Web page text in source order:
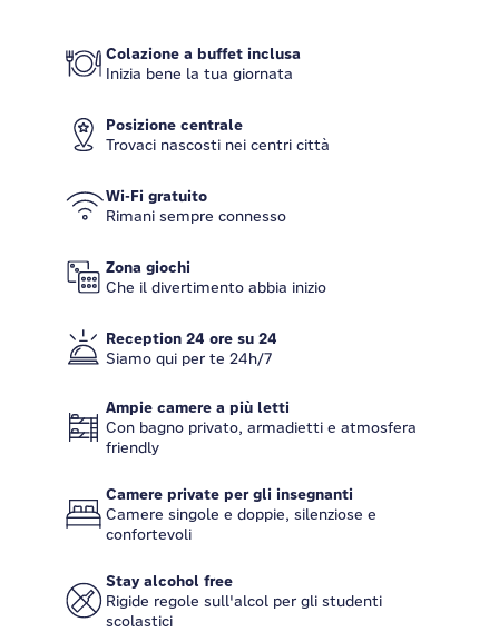
Colazione a buffet inclusa
Inizia bene la tua giornata
Posizione centrale
Trovaci nascosti nei centri città
Wi-Fi gratuito
Rimani sempre connesso
Zona giochi
Che il divertimento abbia inizio
Reception 24 ore su 24
Siamo qui per te 24h/7
Ampie camere a più letti
Con bagno privato, armadietti e atmosfera
friendly
Camere private per gli insegnanti
Camere singole e doppie, silenziose e
confortevoli
Stay alcohol free
Rigide regole sull'alcol per gli studenti
scolastici